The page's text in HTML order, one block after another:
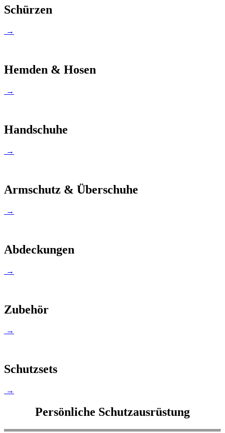
Schürzen
→
Hemden & Hosen
→
Handschuhe
→
Armschutz & Überschuhe
→
Abdeckungen
→
Zubehör
→
Schutzsets
→
Persönliche Schutzausrüstung